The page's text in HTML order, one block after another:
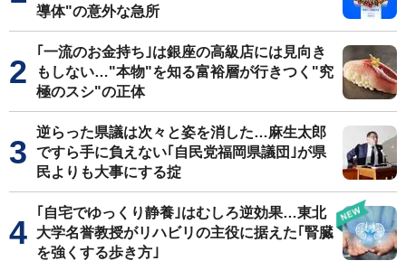
導体"の意外な急所
｢一流のお金持ち｣は銀座の高級店には見向き
もしない…"本物"を知る富裕層が行きつく"究
極のスシ"の正体
逆らった県議は次々と姿を消した…麻生太郎
ですら手に負えない｢自民党福岡県議団｣が県
民よりも大事にする掟
｢自宅でゆっくり静養｣はむしろ逆効果…東北
大学名誉教授がリハビリの主役に据えた｢腎臓
を強くする歩き方｣